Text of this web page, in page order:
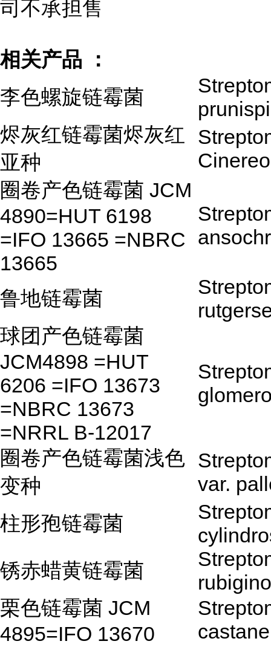
司不承担售
相关产品 ：
李色螺旋链霉菌
烬灰红链霉菌烬灰红
亚种
圈卷产色链霉菌 JCM
4890=HUT 6198
=IFO 13665 =NBRC
13665
鲁地链霉菌
球团产色链霉菌
JCM4898 =HUT
6206 =IFO 13673
=NBRC 13673
=NRRL B-12017
圈卷产色链霉菌浅色
变种
var.
柱形孢链霉菌
锈赤蜡黄链霉菌
栗色链霉菌 JCM
4895=IFO 13670